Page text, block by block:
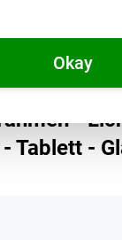
Okay
Bilderrahmen -
-
Tablett -